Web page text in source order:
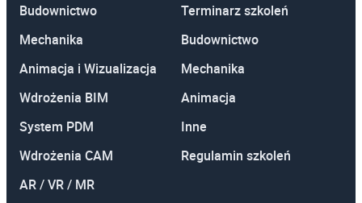
Budownictwo
Mechanika
Animacja i Wizualizacja
Wdrożenia BIM
System PDM
Wdrożenia CAM
AR / VR / MR
Terminarz szkoleń
Budownictwo
Mechanika
Animacja
Inne
Regulamin szkoleń